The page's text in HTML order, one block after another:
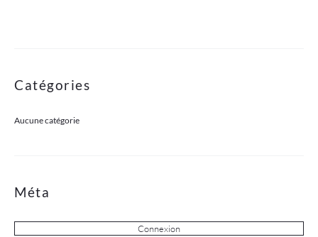
Catégories
Aucune catégorie
Méta
Connexion